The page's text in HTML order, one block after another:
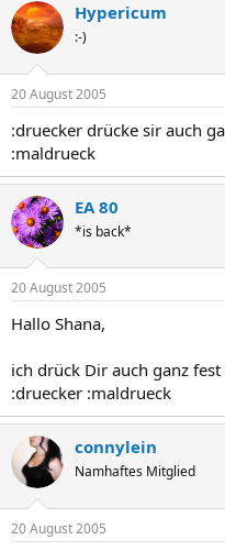
Hypericum
:-)
20 August 2005
:druecker drücke sir auch
:maldrueck
EA 80
*is back*
20 August 2005
Hallo Shana,
ich drück Dir auch ganz
:druecker :maldrueck
connylein
Namhaftes Mitglied
20 August 2005